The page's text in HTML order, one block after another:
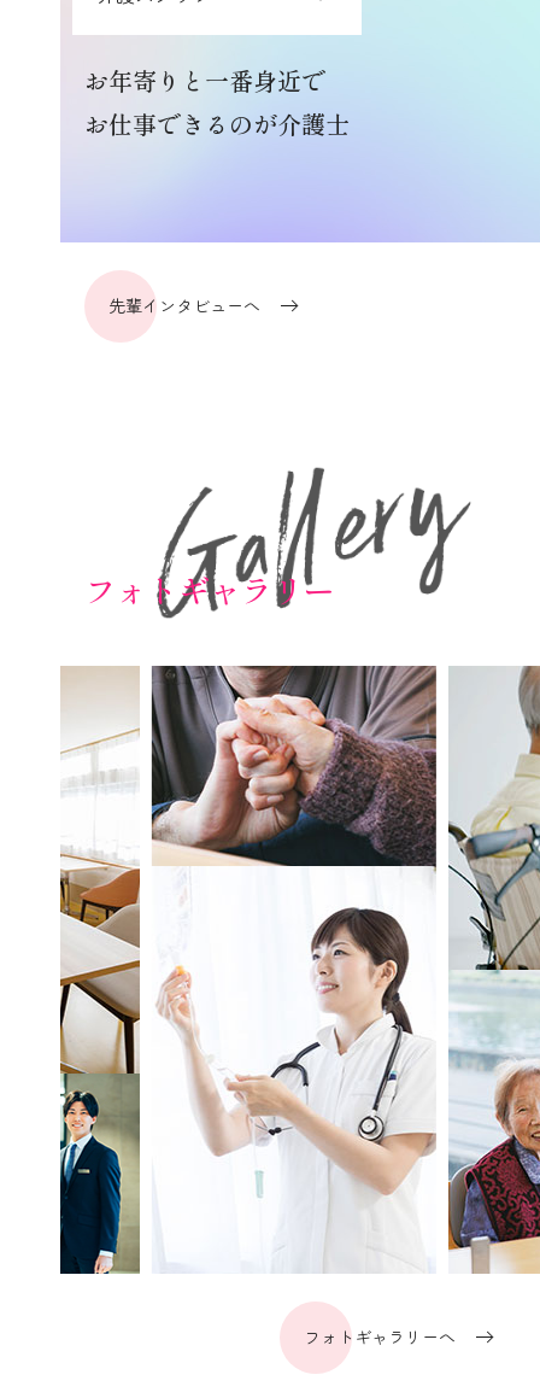
思いやりの姿勢と
傾聴する姿勢で対応
先輩インタビューへ
フォトギャラリー
フォトギャラリーへ